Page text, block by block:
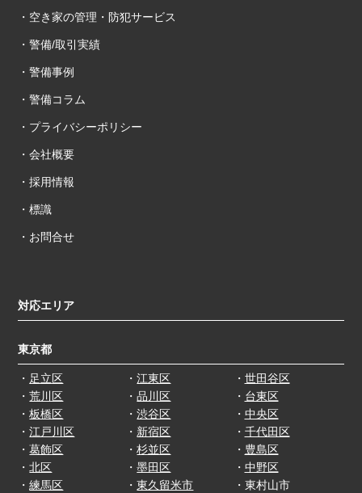
・空き家の管理・防犯サービス
・警備/取引実績
・警備事例
・警備コラム
・プライバシーポリシー
・会社概要
・採用情報
・標識
・お問合せ
対応エリア
東京都
・ 足立区
・荒川区
・板橋区
・江戸川区
・葛飾区
・北区
・江東区
・品川区
・渋谷区
・ 新宿区
・杉並区
・墨田区
・ 世田谷区
・ 台東区
・ 中央区
・ 千代田区
・ 豊島区
・ 中野区
・練馬区
・東久留米市
・東村山市